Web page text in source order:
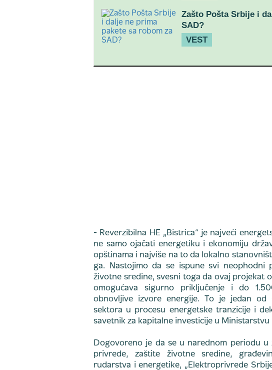
Zašto Pošta Srbije i
SAD?
VEST
- Reverzibilna HE „Bistrica“ je najveći
ne samo ojačati energetiku i ekonomiju
opštinama i najviše na to da lokalno
ga. Nastojimo da se ispune svi neophodni
životne sredine, svesni toga da ovaj projekat
omogućava sigurno priključenje i do
obnovljive izvore energije. To je jedan od
sektora u procesu energetske tranzicije i
savetnik za kapitalne investicije u
Dogovoreno je da se u narednom periodu u
privrede, zaštite životne sredine,
rudarstva i energetike, „Elektroprivrede